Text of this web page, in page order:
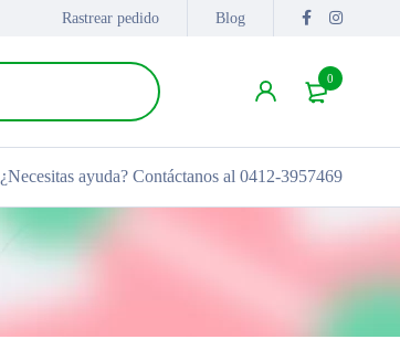
Rastrear pedido Blog
0
¿Necesitas ayuda? Contáctanos al 0412-3957469